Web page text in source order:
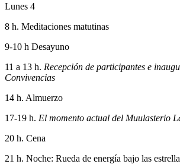
Lunes 4
8 h. Meditaciones matutinas
9-10 h Desayuno
11 a 13 h. Recepción de participantes e
Convivencias
14 h. Almuerzo
17-19 h. El momento actual del Muulasterio
20 h. Cena
21 h. Noche: Rueda de energía bajo las